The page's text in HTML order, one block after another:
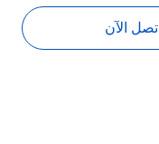
اتصل الآن